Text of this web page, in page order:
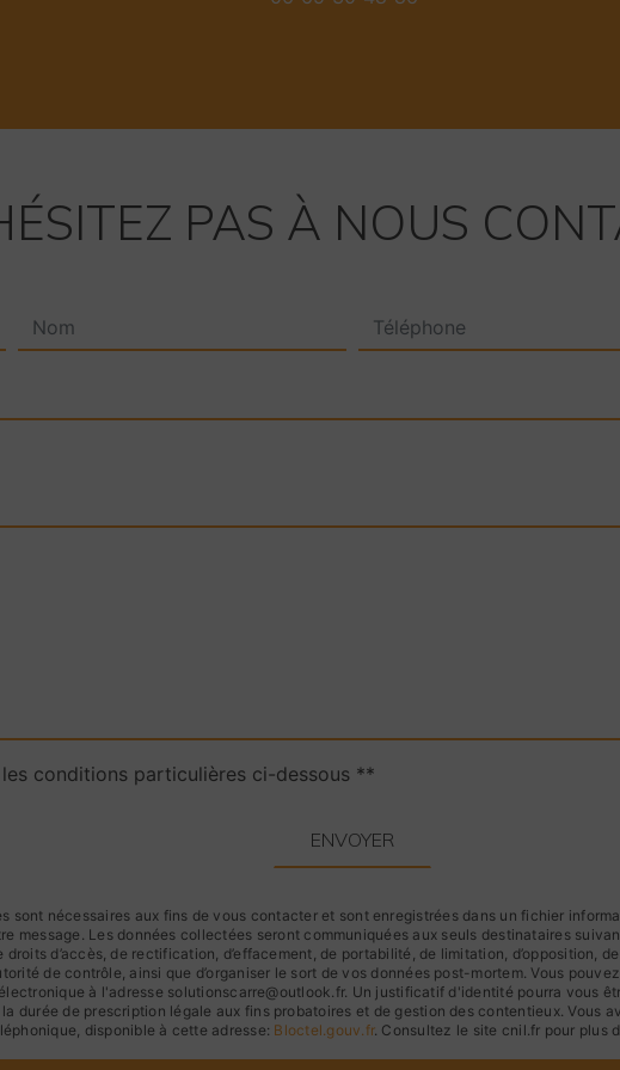
PAS À NOUS
conditions particulières ci-dessous **
ENVOYER
sont nécessaires aux fins de vous contacter et sont enregistrées dans un fichier
message. Les données collectées seront communiquées aux seuls destinataires
droits d’accès, de rectification, d’effacement, de portabilité, de limitation, d’opposition,
de contrôle, ainsi que d’organiser le sort de vos données post-mortem. Vous
à l'adresse solutionscarre@outlook.fr. Un justificatif d'identité pourra vous
durée de prescription légale aux fins probatoires et de gestion des contentieux. Vous
disponible à cette adresse: Bloctel.gouv.fr. Consultez le site cnil.fr pour plus